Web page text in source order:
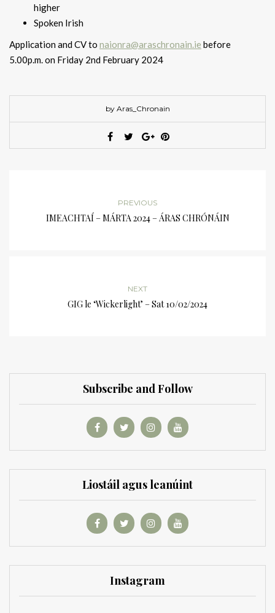
higher
Spoken Irish
Application and CV to naionra@araschronain.ie before
5.00p.m. on Friday 2nd February 2024
by Aras_Chronain
PREVIOUS
IMEACHTAÍ – MÁRTA 2024 – ÁRAS CHRÓNÁIN
NEXT
GIG le ‘Wickerlight’ – Sat 10/02/2024
Subscribe and Follow
Liostáil agus leanúint
Instagram